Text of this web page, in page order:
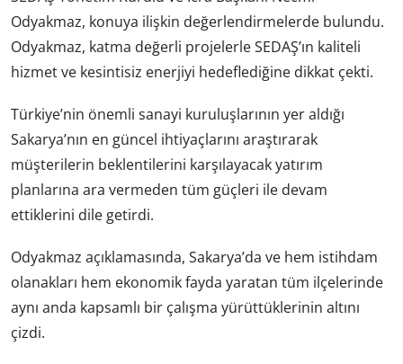
Odyakmaz, konuya ilişkin değerlendirmelerde bulundu.
Odyakmaz, katma değerli projelerle SEDAŞ’ın kaliteli
hizmet ve kesintisiz enerjiyi hedeflediğine dikkat çekti.
Türkiye’nin önemli sanayi kuruluşlarının yer aldığı
Sakarya’nın en güncel ihtiyaçlarını araştırarak
müşterilerin beklentilerini karşılayacak yatırım
planlarına ara vermeden tüm güçleri ile devam
ettiklerini dile getirdi.
Odyakmaz açıklamasında, Sakarya’da ve hem istihdam
olanakları hem ekonomik fayda yaratan tüm ilçelerinde
aynı anda kapsamlı bir çalışma yürüttüklerinin altını
çizdi.